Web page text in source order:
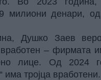
милиони денари,
Душко Заев
вработен – фирмата
лице. Од 2024
има тројца вработени.